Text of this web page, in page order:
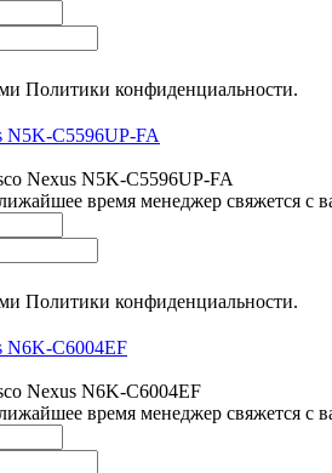
Политики конфиденциальности.
N5K-C5596UP-FA
Nexus N5K-C5596UP-FA
время менеджер свяжется с
Политики конфиденциальности.
N6K-C6004EF
Nexus N6K-C6004EF
время менеджер свяжется с